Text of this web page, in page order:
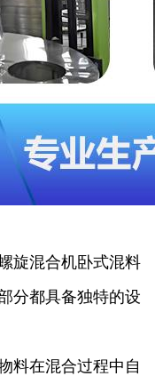
旋混合机卧式混料
分都具备独特的设
料在混合过程中自